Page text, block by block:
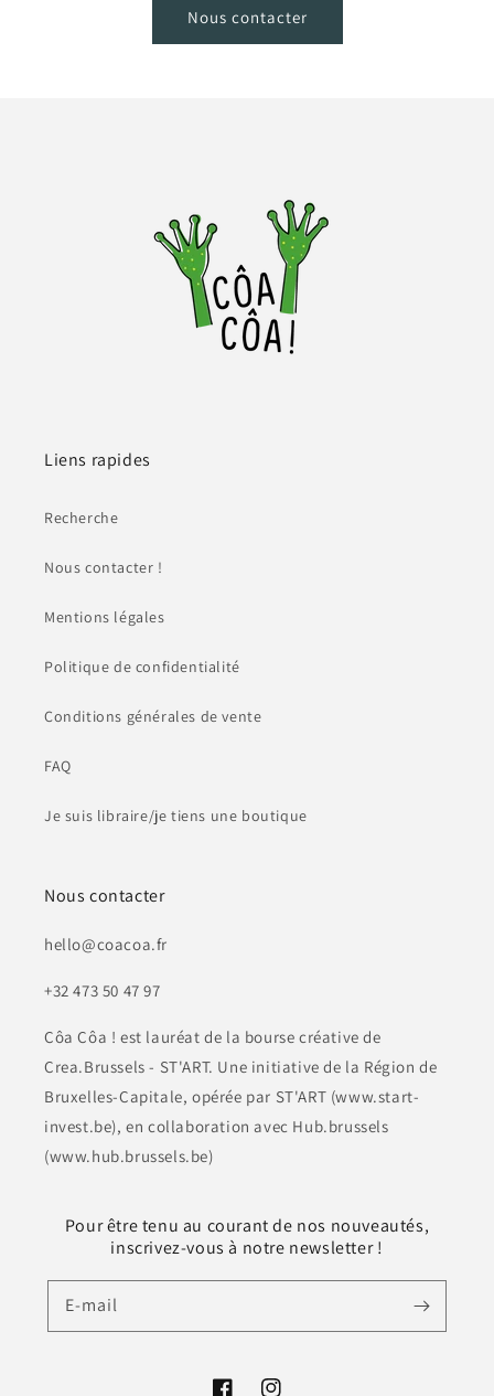
Nous contacter
Liens rapides
Recherche
Nous contacter !
Mentions légales
Politique de confidentialité
Conditions générales de vente
FAQ
Je suis libraire/je tiens une boutique
Nous contacter
hello@coacoa.fr
+32 473 50 47 97
Côa Côa ! est lauréat de la bourse créative de
Crea.Brussels - ST'ART. Une initiative de la Région de
Bruxelles-Capitale, opérée par ST'ART (www.start-
invest.be), en collaboration avec Hub.brussels
(www.hub.brussels.be)
Pour être tenu au courant de nos nouveautés,
inscrivez-vous à notre newsletter !
E-mail